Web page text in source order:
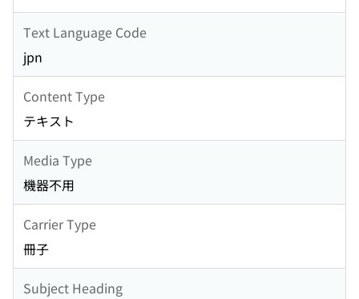
Text Language Code
jpn
Content Type
テキスト
Media Type
機器不用
Carrier Type
冊子
Subject Heading